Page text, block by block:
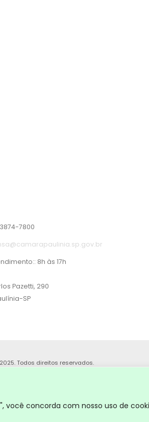
você concorda com nosso uso de
7800
8h às 17h
Pazetti, 290
SP
Todos direitos reservados.